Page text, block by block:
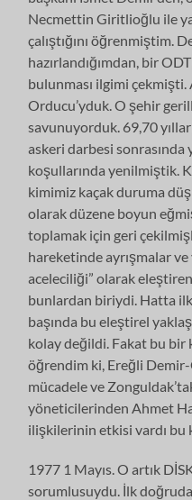
Necmettin Giritlioğlu ile
çalıştığını öğrenmiştim.
hazırlandığımdan, bir
bulunması ilgimi çekmişti.
Orducu’yduk. O şehir
savunuyorduk. 69,70
askeri darbesi sonrasında
koşullarında yenilmiştik.
kimimiz kaçak duruma
olarak düzene boyun
toplamak için geri
hareketinde ayrışmalar ve
aceleciliği” olarak
bunlardan biriydi. Hatta
başında bu eleştirel
kolay değildi. Fakat bu bir
öğrendim ki, Ereğli
mücadele ve
yöneticilerinden Ahmet
ilişkilerinin etkisi vardı bu
1977 1 Mayıs. O artık
sorumlusuydu. İlk